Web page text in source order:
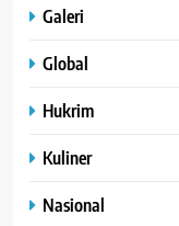
Galeri
Global
Hukrim
Kuliner
Nasional